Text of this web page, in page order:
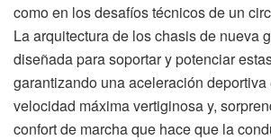
como en los desafíos técnicos de un
La arquitectura de los chasis de nueva
diseñada para soportar y potenciar
garantizando una aceleración
velocidad máxima vertiginosa y,
confort de marcha que hace que la